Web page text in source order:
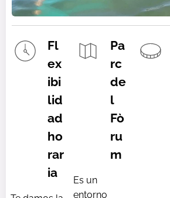
Fl
ex
ibi
lid
ad
ho
rar
ia
Pa
rc
de
l
Fò
ru
m
Es un
entorno